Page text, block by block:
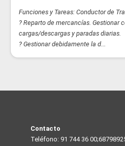
Funciones y Tareas: Conductor de
? Reparto de mercancías. Gestionar
cargas/descargas y paradas diarias.
? Gestionar debidamente la d...
Contacto
Teléfono: 91 744 36